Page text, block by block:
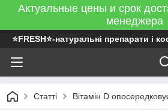
Актуальные цены и срок
менеджера
⭐FRESH⭐-натуральні препарати і
Статті Вітамін D